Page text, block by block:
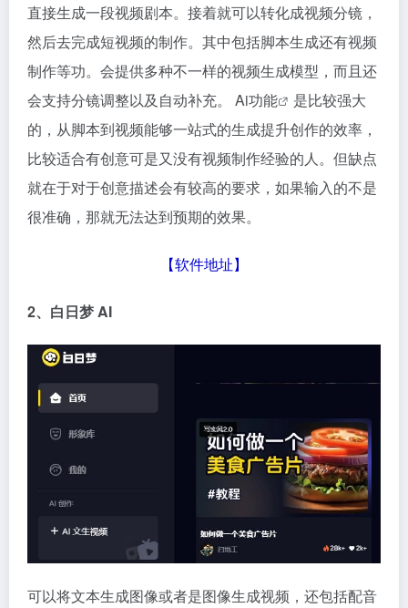
直接生成一段视频剧本。接着就可以转化成视频分镜，
然后去完成短视频的制作。其中包括脚本生成还有视频
制作等功。会提供多种不一样的视频生成模型，而且还
会支持分镜调整以及自动补充。 Ai功能
是比较强大
的，从脚本到视频能够一站式的生成提升创作的效率，
比较适合有创意可是又没有视频制作经验的人。但缺点
就在于对于创意描述会有较高的要求，如果输入的不是
很准确，那就无法达到预期的效果。
【软件地址】
2、白日梦AI
可以将文本生成图像或者是图像生成视频，还包括配音